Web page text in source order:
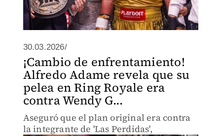
30.03.2026/
¡Cambio de enfrentamiento!
Alfredo Adame revela que su
pelea en Ring Royale era
contra Wendy G...
Aseguró que el plan original era contra
la integrante de 'Las Perdidas',